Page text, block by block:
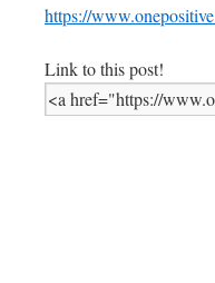
https://
Link to this post!